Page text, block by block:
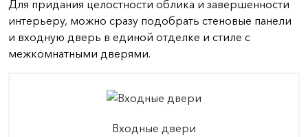
Для придания целостности облика и завершенности
интерьеру, можно сразу подобрать стеновые панели
и входную дверь в единой отделке и стиле с
межкомнатными дверями.
Входные двери